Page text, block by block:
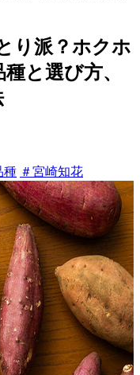
り派？ホクホ
と選び方、
種 ＃宮崎知花